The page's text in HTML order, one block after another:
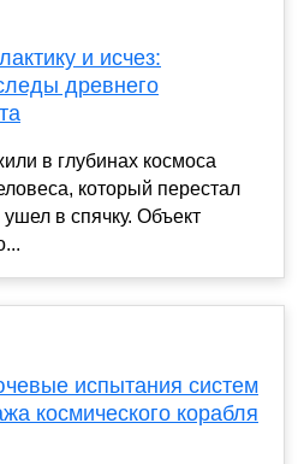
и исчез:
древнего
в глубинах космоса
который перестал
в спячку. Объект
испытания систем
космического корабля